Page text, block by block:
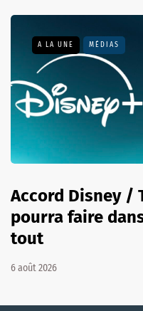
A LA UNE MÉDIAS
Accord Disney /
pourra faire
tout
6 août 2026